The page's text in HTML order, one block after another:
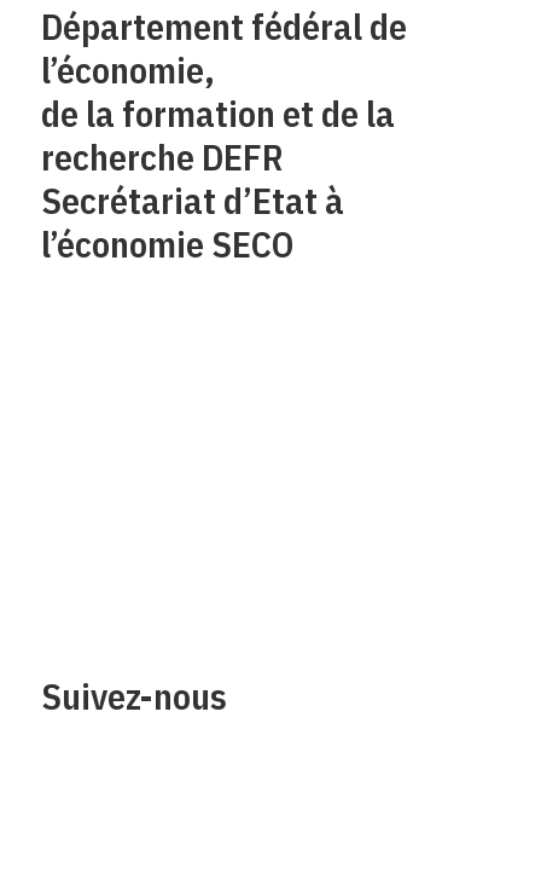
Département fédéral de
l’économie,
de la formation et de la
recherche DEFR
Secrétariat d’Etat à
l’économie SECO
Suivez-nous